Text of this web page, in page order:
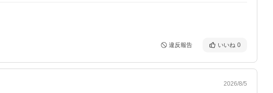
違反報告 いいね 0
2026/8/5